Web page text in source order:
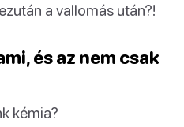
a vallomás után?!
és az nem csak
kémia?